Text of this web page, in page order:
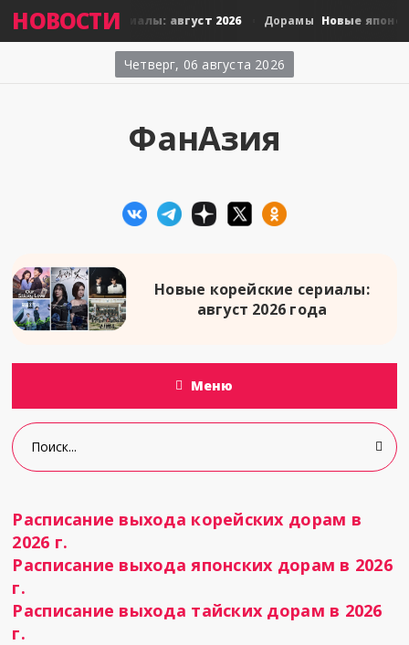
НОВОСТИ
сериалы: август 2026 Дорамы Новые японские
Четверг, 06 августа 2026
ФанАзия
Новые корейские сериалы:
август 2026 года
Меню
Расписание выхода корейских дорам в
2026 г.
Расписание выхода японских дорам в 2026
г.
Расписание выхода тайских дорам в 2026
г.